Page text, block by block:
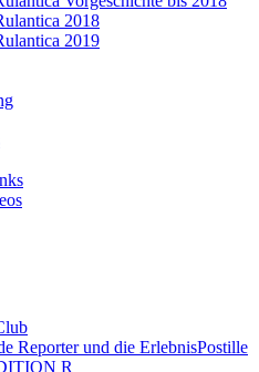
2018
2019
Reporter und die ErlebnisPostille
R